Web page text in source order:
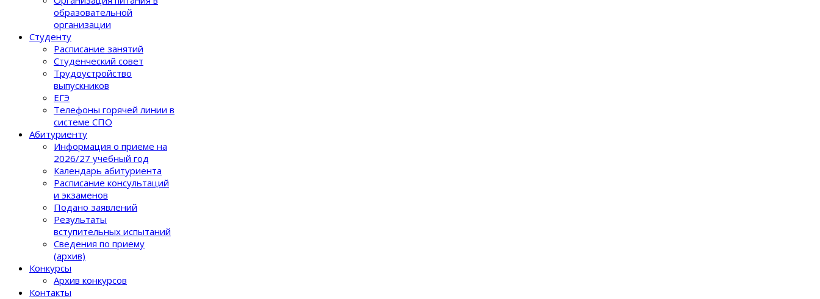
образовательной
организации
Студенту
Расписание занятий
Студенческий совет
Трудоустройство
выпускников
ЕГЭ
Телефоны горячей линии в
системе СПО
Абитуриенту
Информация о приеме на
2026/27 учебный год
Календарь абитуриента
Расписание консультаций
и экзаменов
Подано заявлений
Результаты
вступительных испытаний
Сведения по приему
(архив)
Конкурсы
Архив конкурсов
Контакты